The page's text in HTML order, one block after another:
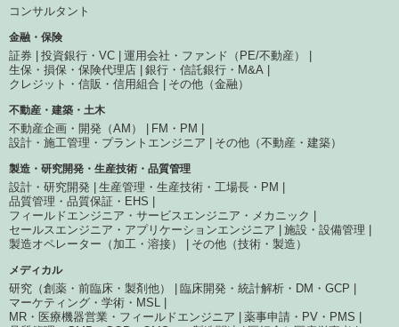
コンサルタント
金融・保険
証券 投資銀行・VC
運用会社・ファンド（PE/不動産）
生保・損保・保険代理店
銀行・信託銀行・M&A
クレジット・信販・信用組合
その他（金融）
不動産・建築・土木
不動産企画・開発（AM）
FM・PM
設計・施工管理・プラントエンジニア
その他（不動産・建築）
製造・研究開発・生産技術・品質管理
設計・研究開発
生産管理・生産技術・工場長・PM
品質管理・品質保証・EHS
フィールドエンジニア・サービスエンジニア・メカニック
セールスエンジニア・アプリケーションエンジニア
施設・設備管理
製造オペレーター（加工・溶接）
その他（技術・製造）
メディカル
研究（創薬・前臨床・製剤他）
臨床開発・統計解析・DM・GCP
マーケティング・学術・MSL
MR・医療機器営業・フィールドエンジニア
薬事申請・PV・PMS